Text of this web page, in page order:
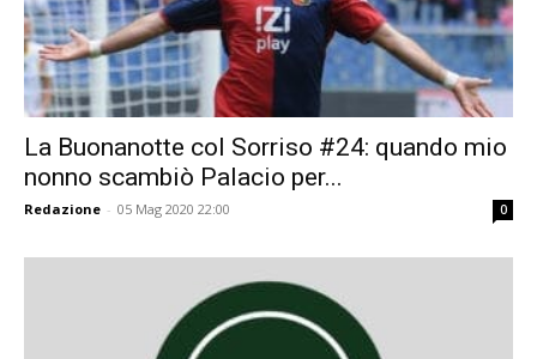
La Buonanotte col Sorriso #24: quando mio
nonno scambiò Palacio per...
Redazione - 05 Mag 2020 22:00 0